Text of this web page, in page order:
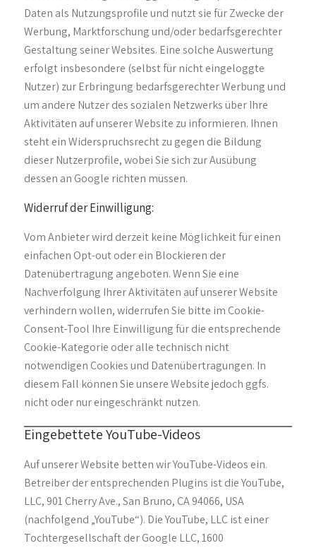
Daten als Nutzungsprofile und nutzt sie für Zwecke der
Werbung, Marktforschung und/oder bedarfsgerechter
Gestaltung seiner Websites. Eine solche Auswertung
erfolgt insbesondere (selbst für nicht eingeloggte
Nutzer) zur Erbringung bedarfsgerechter Werbung und
um andere Nutzer des sozialen Netzwerks über Ihre
Aktivitäten auf unserer Website zu informieren. Ihnen
steht ein Widerspruchsrecht zu gegen die Bildung
dieser Nutzerprofile, wobei Sie sich zur Ausübung
dessen an Google richten müssen.
Widerruf der Einwilligung:
Vom Anbieter wird derzeit keine Möglichkeit für einen
einfachen Opt-out oder ein Blockieren der
Datenübertragung angeboten. Wenn Sie eine
Nachverfolgung Ihrer Aktivitäten auf unserer Website
verhindern wollen, widerrufen Sie bitte im Cookie-
Consent-Tool Ihre Einwilligung für die entsprechende
Cookie-Kategorie oder alle technisch nicht
notwendigen Cookies und Datenübertragungen. In
diesem Fall können Sie unsere Website jedoch ggfs.
nicht oder nur eingeschränkt nutzen.
Eingebettete YouTube-Videos
Auf unserer Website betten wir YouTube-Videos ein.
Betreiber der entsprechenden Plugins ist die YouTube,
LLC, 901 Cherry Ave., San Bruno, CA 94066, USA
(nachfolgend „YouTube“). Die YouTube, LLC ist einer
Tochtergesellschaft der Google LLC, 1600